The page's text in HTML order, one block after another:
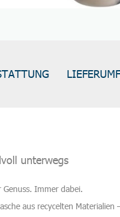
unterwegs
Immer dabei.
aus recycelten